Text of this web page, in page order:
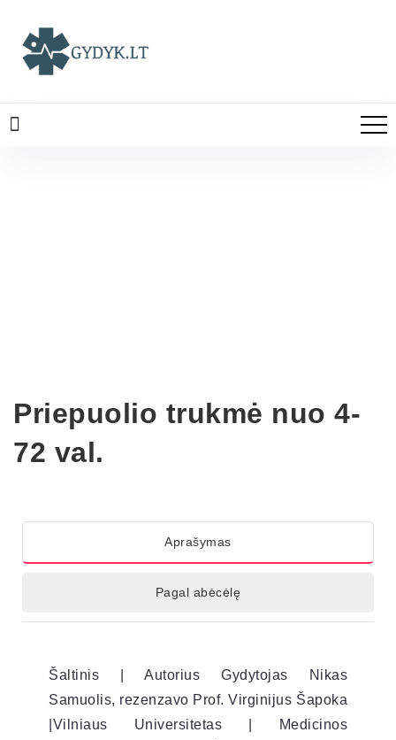
Priepuolio trukmė nuo 4-
72 val.
Aprašymas
Pagal abėcėlę
Šaltinis | Autorius Gydytojas Nikas
Samuolis, rezenzavo Prof. Virginijus Šapoka
|Vilniaus Universitetas | Medicinos